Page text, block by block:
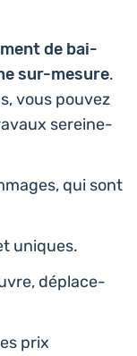
de bai­
sur-mesure.
vous pouvez
serei­ne­
qui sont
uniques.
dépla­ce­
prix